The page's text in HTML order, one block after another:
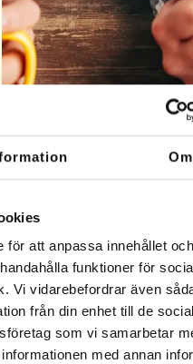
Om
för att anpassa innehållet och
funktioner för
Vi vidarebefordrar även
från din enhet till de
som vi samarbetar
med annan
och Matcha
får
03
När